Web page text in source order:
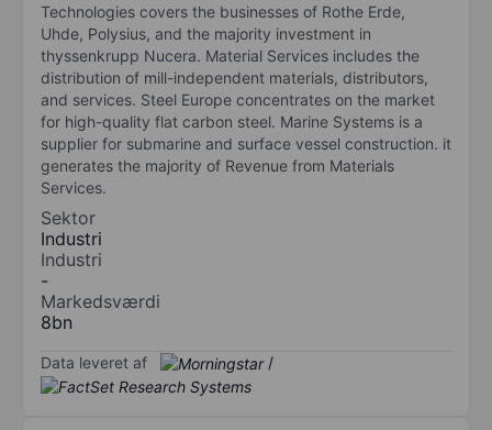
Technologies covers the businesses of Rothe Erde,
Uhde, Polysius, and the majority investment in
thyssenkrupp Nucera. Material Services includes the
distribution of mill-independent materials, distributors,
and services. Steel Europe concentrates on the market
for high-quality flat carbon steel. Marine Systems is a
supplier for submarine and surface vessel construction. it
generates the majority of Revenue from Materials
Services.
Sektor
Industri
Industri
-
Markedsværdi
8bn
Data leveret af /